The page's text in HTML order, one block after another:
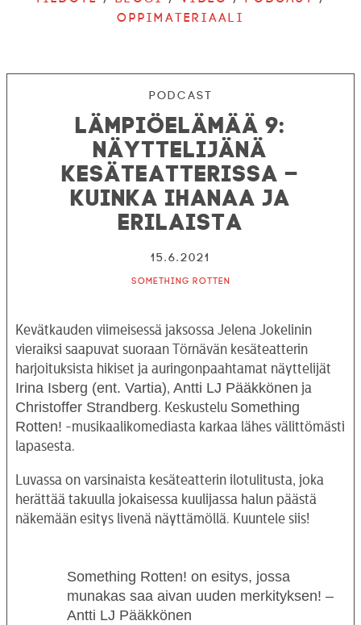
Oppimateriaali
Podcast
Lämpiöelämää 9:
Näyttelijänä
kesäteatterissa –
kuinka ihanaa ja
erilaista
15.6.2021
Something Rotten
Kevätkauden viimeisessä jaksossa Jelena Jokelinin
vieraiksi saapuvat suoraan Törnävän kesäteatterin
harjoituksista hikiset ja auringonpaahtamat näyttelijät
Irina Isberg (ent. Vartia), Antti LJ Pääkkönen ja
Christoffer Strandberg. Keskustelu Something
Rotten! -musikaalikomediasta karkaa lähes välittömästi
lapasesta.
Luvassa on varsinaista kesäteatterin ilotulitusta, joka
herättää takuulla jokaisessa kuulijassa halun päästä
näkemään esitys livenä näyttämöllä. Kuuntele siis!
Something Rotten! on esitys, jossa
munakas saa aivan uuden merkityksen! –
Antti LJ Pääkkönen